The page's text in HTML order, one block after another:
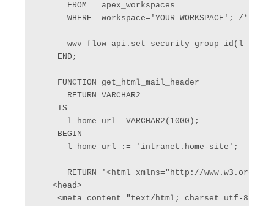
FROM   apex_workspaces
WHERE  workspace='YOUR_WORKSPACE'; /*
END;
FUNCTION get_html_mail_header
RETURN VARCHAR2
IS
l_home_url  VARCHAR2(1000);
BEGIN
l_home_url := 'intranet.home-site';
RETURN '<html xmlns="http://www.w3.org/
<head>
<meta content="text/html; charset=utf-8" http-